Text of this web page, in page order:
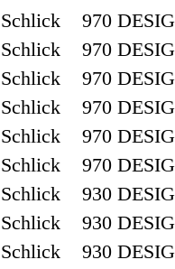
Schlick 970
Schlick 970
Schlick 970
Schlick 970
Schlick 970
Schlick 970
Schlick 930
Schlick 930
Schlick 930